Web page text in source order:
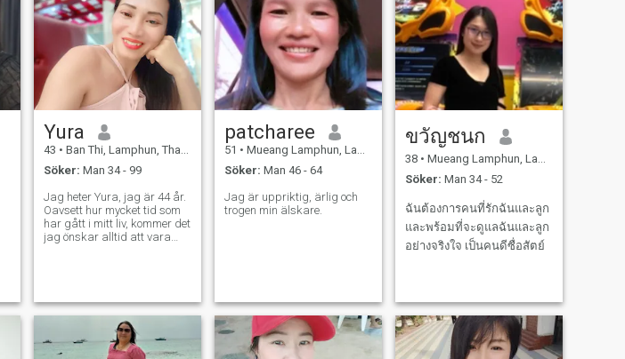
Yura
43 • Ban Thi, Lamphun, Thailand
Söker: Man 34 - 99
Jag heter Yura, jag är 44 år.
Oavsett hur mycket tid som
har gått i mitt liv, kommer det
jag önskar alltid att vara
Att skapa en lycklig familj
med mannen jag älskar för
alltid. Skicka mig en e-post:
patcharee
51 • Mueang Lamphun, Lamphun, Thailand
Söker: Man 46 - 64
Jag är uppriktig, ärlig och
trogen min älskare.
ขวัญชนก
38 • Mueang Lamphun, Lamphun, Thailand
Söker: Man 34 - 52
ฉันต้องการคนที่รักฉันและลูก
และพร้อมที่จะดูแลฉันและลูก
อย่างจริงใจ เป็นคนดีซื่อสัตย์